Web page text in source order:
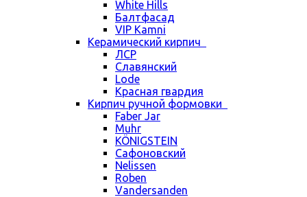
White Hills
Балтфасад
VIP Kamni
Керамический кирпич
ЛСР
Славянский
Lode
Красная гвардия
Кирпич ручной формовки
Faber Jar
Muhr
KÖNIGSTEIN
Сафоновский
Nelissen
Roben
Vandersanden